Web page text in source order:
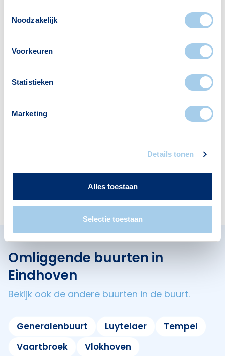
Noodzakelijk
Voorkeuren
Statistieken
Marketing
Details tonen
Alles toestaan
Selectie toestaan
Supermarkten
1
Restaurants
2
Omliggende buurten in
Eindhoven
Bekijk ook de andere buurten in de buurt.
Generalenbuurt Luytelaer
Tempel
Vaartbroek
Vlokhoven